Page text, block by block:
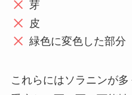
芽
皮
緑色に変色した部分
これらにはソラニンが多